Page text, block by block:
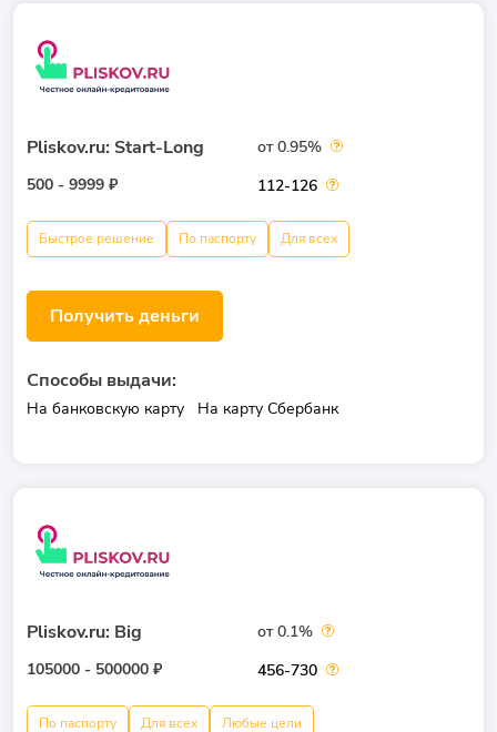
Pliskov.ru: Start-Long
500 - 9999 ₽
от 0.95%
112-126
Быстрое решение По паспорту Для всех
Получить деньги
Способы выдачи:
На банковскую карту На карту Сбербанк
Pliskov.ru: Big
105000 - 500000 ₽
от 0.1%
456-730
По паспорту Для всех Любые цели